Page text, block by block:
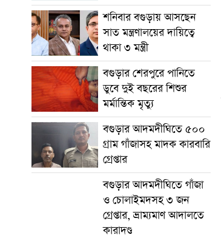
শনিবার বগুড়ায় আসছেন
সাত মন্ত্রণালয়ের দায়িত্বে
থাকা ৩ মন্ত্রী
বগুড়ার শেরপুরে পানিতে
ডুবে দুই বছরের শিশুর
মর্মান্তিক মৃত্যু
বগুড়ার আদমদীঘিতে ৫০০
গ্রাম গাঁজাসহ মাদক কারবারি
গ্রেপ্তার
বগুড়ার আদমদীঘিতে গাঁজা
ও চোলাইমদসহ ৩ জন
গ্রেপ্তার, ভ্রাম্যমাণ আদালতে
কারাদণ্ড